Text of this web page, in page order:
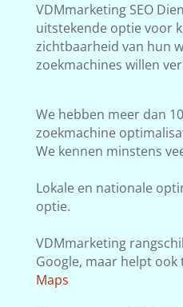
VDMmarketing SEO
uitstekende optie voor
zichtbaarheid van hun
zoekmachines willen
We hebben meer dan
zoekmachine
We kennen minstens
Lokale en nationale
optie.
VDMmarketing
Google, maar helpt ook
Maps